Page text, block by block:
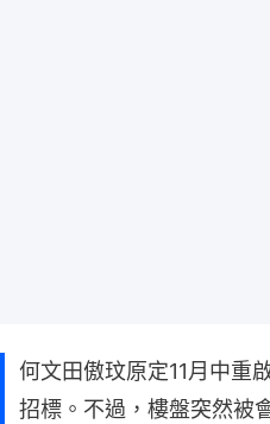
何文田傲玟原定11月中重
招標。不過，樓盤突然被